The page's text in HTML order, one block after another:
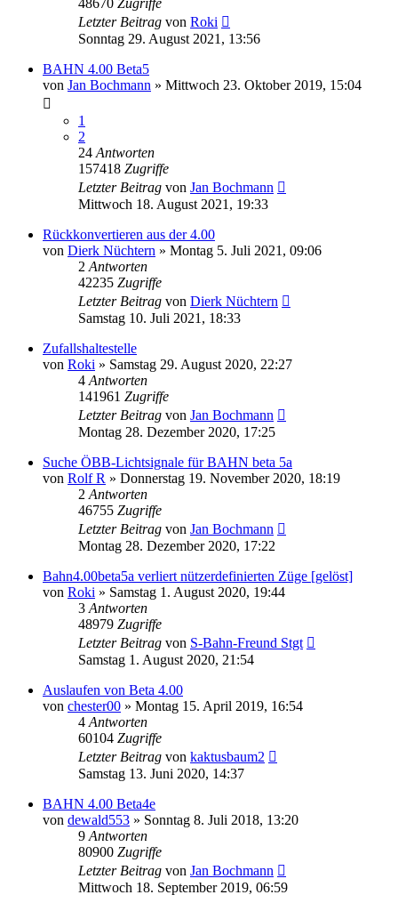
Letzter Beitrag von Roki
Sonntag 29. August 2021, 13:56
BAHN 4.00 Beta5
von Jan Bochmann » Mittwoch 23. Oktober 2019, 15:04
1
2
24 Antworten
157418 Zugriffe
Letzter Beitrag von Jan Bochmann
Mittwoch 18. August 2021, 19:33
Rückkonvertieren aus der 4.00
von Dierk Nüchtern » Montag 5. Juli 2021, 09:06
2 Antworten
42235 Zugriffe
Letzter Beitrag von Dierk Nüchtern
Samstag 10. Juli 2021, 18:33
Zufallshaltestelle
von Roki » Samstag 29. August 2020, 22:27
4 Antworten
141961 Zugriffe
Letzter Beitrag von Jan Bochmann
Montag 28. Dezember 2020, 17:25
Suche ÖBB-Lichtsignale für BAHN beta 5a
von Rolf R » Donnerstag 19. November 2020, 18:19
2 Antworten
46755 Zugriffe
Letzter Beitrag von Jan Bochmann
Montag 28. Dezember 2020, 17:22
Bahn4.00beta5a verliert nützerdefinierten Züge [gelöst]
von Roki » Samstag 1. August 2020, 19:44
3 Antworten
48979 Zugriffe
Letzter Beitrag von S-Bahn-Freund Stgt
Samstag 1. August 2020, 21:54
Auslaufen von Beta 4.00
von chester00 » Montag 15. April 2019, 16:54
4 Antworten
60104 Zugriffe
Letzter Beitrag von kaktusbaum2
Samstag 13. Juni 2020, 14:37
BAHN 4.00 Beta4e
von dewald553 » Sonntag 8. Juli 2018, 13:20
9 Antworten
80900 Zugriffe
Letzter Beitrag von Jan Bochmann
Mittwoch 18. September 2019, 06:59